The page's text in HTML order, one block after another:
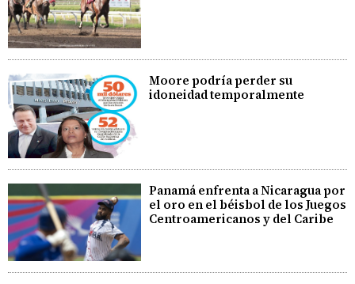
Moore podría perder su
idoneidad temporalmente
Panamá enfrenta a Nicaragua por
el oro en el béisbol de los Juegos
Centroamericanos y del Caribe